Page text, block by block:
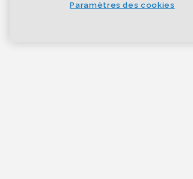
Paramètres des cookies